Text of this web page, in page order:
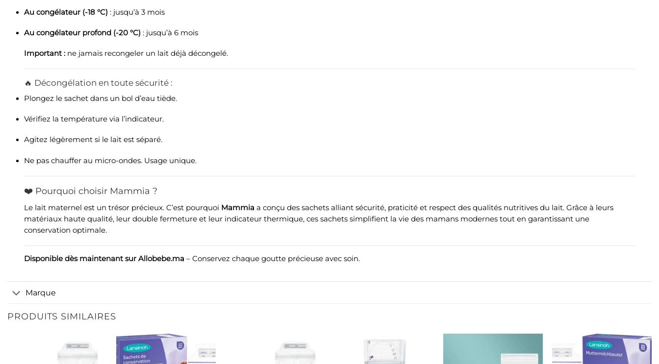
Au congélateur (-18 °C) : jusqu’à 3 mois
Au congélateur profond (-20 °C) : jusqu’à 6 mois
Important :ne jamais recongeler un lait déjà décongelé.
🔥 Décongélation en toute sécurité :
Plongez le sachet dans un bol d’eau tiède.
Vérifiez la température via l’indicateur.
Agitez légèrement si le lait est séparé.
Ne pas chauffer au micro-ondes. Usage unique.
❤️ Pourquoi choisir Mammia ?
Le lait maternel est un trésor précieux. C’est pourquoi Mammia a conçu des sachets alliant sécurité, praticité et respect des qualités nutritives du lait. Grâce à leurs
matériaux haute qualité, leur double fermeture et leur indicateur thermique, ces sachets simplifient la vie des mamans modernes tout en garantissant une
conservation optimale.
Disponible dès maintenant sur Allobebe.ma – Conservez chaque goutte précieuse avec soin.
Marque
PRODUITS SIMILAIRES